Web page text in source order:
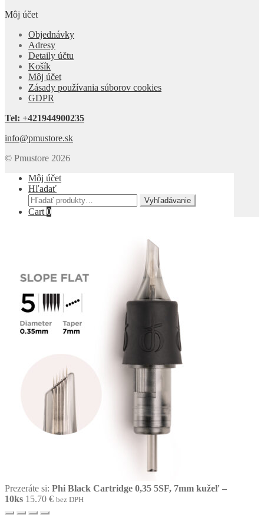
Môj účet
Objednávky
Adresy
Detaily účtu
Košík
Môj účet
Zásady používania súborov cookies
GDPR
Tel: +421944900235
info@pmustore.sk
© Pmustore 2026
Môj účet
Hľadať
Hľadať:
Vyhľadávanie
Cart 0
Prezeráte si: Phi Black Cartridge 0,35 5SF, 7mm kužeľ –
10ks 15.70 € bez DPH